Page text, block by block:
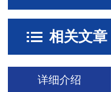
相关文章
详细介绍